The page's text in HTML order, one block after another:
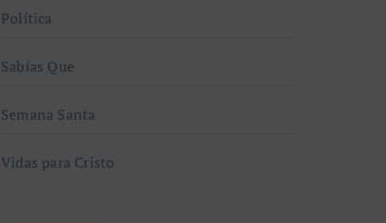
Política
Sabías Que
Semana Santa
Vidas para Cristo